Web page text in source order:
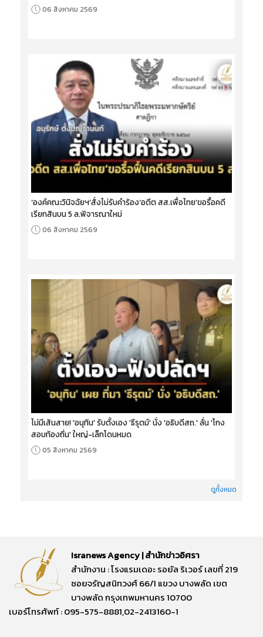
06 สิงหาคม 2569
‘องค์คณะวินิจฉัยฯ’สั่งไม่รับคำร้อง‘อดีต สส.เพื่อไทย’ขอรื้อคดี
เรียกสินบน 5 ล.พิจารณาใหม่
06 สิงหาคม 2569
ไม่มีเส้นสาย! 'อนุทิน' รับตั้งเอง 'ธีรุตม์' นั่ง 'อธิบดีสถ.' ลั่น 'โกง
สอบท้องถิ่น' ใหญ่-เล็กโดนหมด
05 สิงหาคม 2569
ดูทั้งหมด
Isranews Agency | สำนักข่าวอิศรา
สำนักงาน : โรงแรมเดอะ รอยัล ริเวอร์ เลขที่ 219
ซอยจรัญสนิทวงศ์ 66/1 แขวง บางพลัด เขต
บางพลัด กรุงเทพมหานคร 10700
เบอร์โทรศัพท์ : 095-575-8881,02-2413160-1